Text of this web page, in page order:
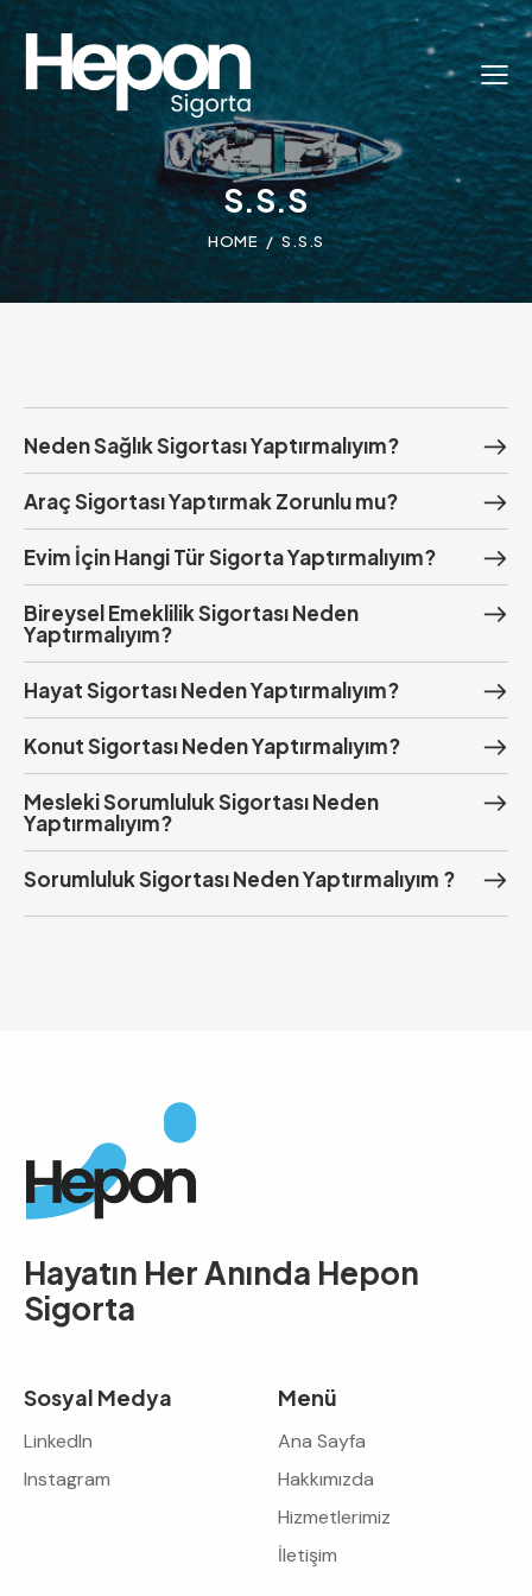
S.S.S
HOME S.S.S
Neden Sağlık Sigortası Yaptırmalıyım?
Araç Sigortası Yaptırmak Zorunlu mu?
Evim İçin Hangi Tür Sigorta Yaptırmalıyım?
Bireysel Emeklilik Sigortası Neden
Yaptırmalıyım?
Hayat Sigortası Neden Yaptırmalıyım?
Konut Sigortası Neden Yaptırmalıyım?
Mesleki Sorumluluk Sigortası Neden
Yaptırmalıyım?
Sorumluluk Sigortası Neden Yaptırmalıyım ?
Hayatın Her Anında Hepon
Sigorta
Sosyal Medya
LinkedIn
Instagram
Menü
Ana Sayfa
Hakkımızda
Hizmetlerimiz
İletişim